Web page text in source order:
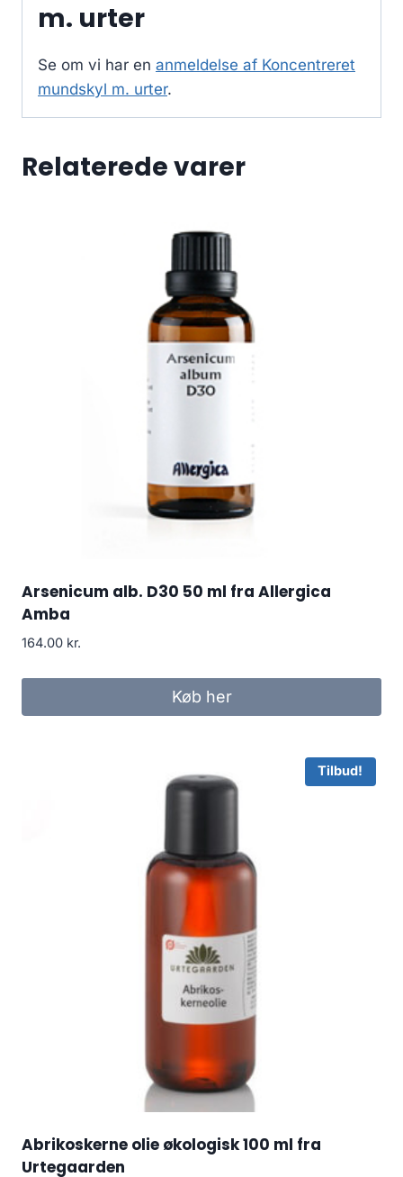
m. urter
Se om vi har en anmeldelse af Koncentreret
mundskyl m. urter.
Relaterede varer
Arsenicum alb. D30 50 ml fra Allergica
Amba
164.00 kr.
Køb her
Tilbud!
Abrikoskerne olie økologisk 100 ml fra
Urtegaarden